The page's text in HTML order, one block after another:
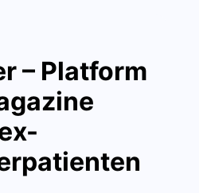
– Platform